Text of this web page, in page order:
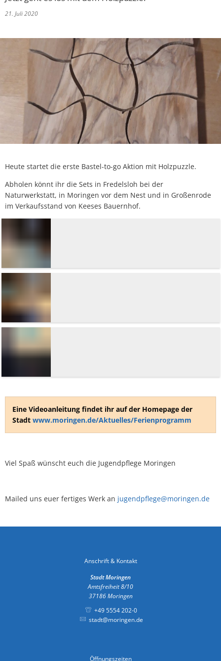
Ausschreibungen
Schiedsamt Moringen
Kommunalwahlen
Informationen über die Bestattungsarten
Essen & Trinken
Sehenswürdigkeiten
Disc Golf Parcours im Moringer Stadtpark
Boulebahnen am Moringer Rathausplatz
Flaakebad
Soziales & Gesundheit
Mitfahrerbänke
Baulückenkataster
Bauleitpläne im Beteiligungsverfahren
wirksame Bauleitpläne
Ver- und Entsorgung
Immobilien/Vermietung
Kriterienkatalog
Kinderbetreuung
Schulen
21. Juli 2020
Heute startet die erste Bastel-to-go Aktion mit Holzpuzzle.
Abholen könnt ihr die Sets in Fredelsloh bei der
Naturwerkstatt, in Moringen vor dem Nest und in Großenrode
im Verkaufsstand von Keeses Bauernhof.
Eine Videoanleitung findet ihr auf der Homepage der
Stadt www.moringen.de/Aktuelles/Ferienprogramm
Viel Spaß wünscht euch die Jugendpflege Moringen
Mailed uns euer fertiges Werk an jugendpflege@moringen.de
Anschrift & Kontakt
Stadt Moringen
Amtsfreiheit 8/10
37186 Moringen
+49 5554 202-0
stadt@moringen.de
Öffnungszeiten